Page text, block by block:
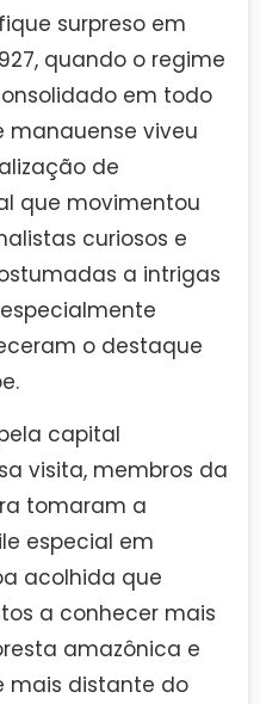
surpreso em
quando o regime
em todo
manauense viveu
de
que movimentou
curiosos e
a intrigas
o destaque
capital
visita, membros da
tomaram a
especial em
acolhida que
a conhecer mais
amazônica e
mais distante do